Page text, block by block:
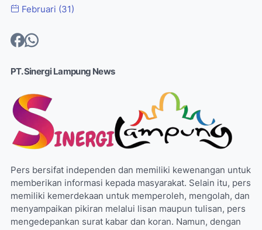
Februari (31)
PT. Sinergi Lampung News
Pers bersifat independen dan memiliki kewenangan untuk
memberikan informasi kepada masyarakat. Selain itu, pers
memiliki kemerdekaan untuk memperoleh, mengolah, dan
menyampaikan pikiran melalui lisan maupun tulisan, pers
mengedepankan surat kabar dan koran. Namun, dengan